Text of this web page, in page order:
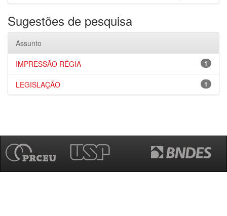
Sugestões de pesquisa
Assunto
1
IMPRESSÃO RÉGIA
1
LEGISLAÇÃO